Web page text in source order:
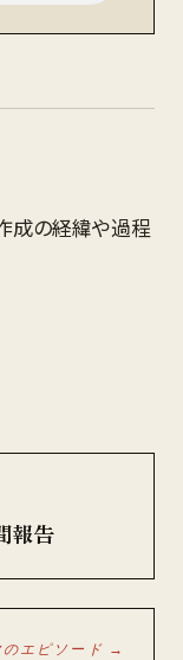
成の経緯や過程
報告
のエピソード →